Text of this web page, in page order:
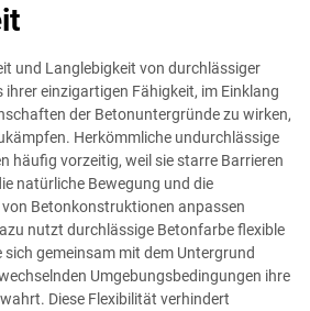
und Langlebigkeit von durchlässiger
einzigartigen Fähigkeit, im Einklang
der Betonuntergründe zu wirken,
Herkömmliche undurchlässige
häufig vorzeitig, weil sie starre Barrieren
natürliche Bewegung und die
Betonkonstruktionen anpassen
nutzt durchlässige Betonfarbe flexible
sich gemeinsam mit dem Untergrund
Umgebungsbedingungen ihre
Diese Flexibilität verhindert